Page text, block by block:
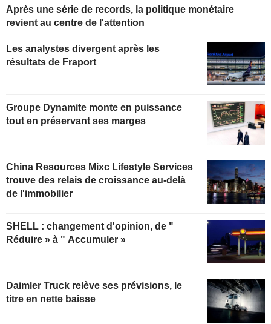
Après une série de records, la politique monétaire
revient au centre de l'attention
Les analystes divergent après les
résultats de Fraport
Groupe Dynamite monte en puissance
tout en préservant ses marges
China Resources Mixc Lifestyle Services
trouve des relais de croissance au-delà
de l'immobilier
SHELL : changement d'opinion, de "
Réduire » à " Accumuler »
Daimler Truck relève ses prévisions, le
titre en nette baisse